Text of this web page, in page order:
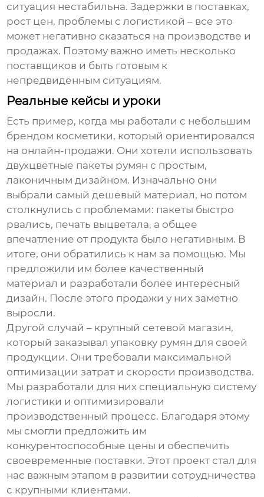
ситуация нестабильна. Задержки в поставках,
рост цен, проблемы с логистикой – все это
может негативно сказаться на производстве и
продажах. Поэтому важно иметь несколько
поставщиков и быть готовым к
непредвиденным ситуациям.
Реальные кейсы и уроки
Есть пример, когда мы работали с небольшим
брендом косметики, который ориентировался
на онлайн-продажи. Они хотели использовать
двухцветные пакеты румян с простым,
лаконичным дизайном. Изначально они
выбрали самый дешевый материал, но потом
столкнулись с проблемами: пакеты быстро
рвались, печать выцветала, а общее
впечатление от продукта было негативным. В
итоге, они обратились к нам за помощью. Мы
предложили им более качественный
материал и разработали более интересный
дизайн. После этого продажи у них заметно
выросли.
Другой случай – крупный сетевой магазин,
который заказывалупаковку румян для своей
продукции. Они требовали максимальной
оптимизации затрат и скорости производства.
Мы разработали для них специальную систему
логистики и оптимизировали
производственный процесс. Благодаря этому
мы смогли предложить им
конкурентоспособные цены и обеспечить
своевременные поставки. Этот проект стал для
нас важным этапом в развитии сотрудничества
с крупными клиентами.